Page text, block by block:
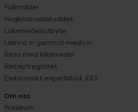
Fullmakter
Högkostnadsskyddet
Läkemedelsutbyte
Lämna in gammal medicin
Resa med läkemedel
Receptregistret
Elektroniskt expertstöd, EES
Om oss
Pressrum